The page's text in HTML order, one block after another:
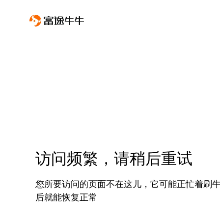
访问频繁，请稍后重试
您所要访问的页面不在这儿，它可能正忙着刷
后就能恢复正常